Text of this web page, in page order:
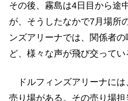
その後、霧島は4日目から途
が、そうしたなかで7月場所
ンズアリーナでは、関係者
ど、様々な声が飛び交ってい
ドルフィンズアリーナには
売り場がある。その売り場担